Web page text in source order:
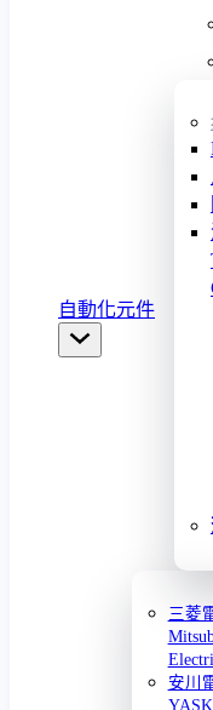
自動化元件
三菱
安川